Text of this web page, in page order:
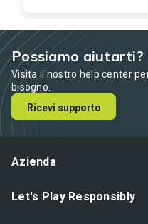
Possiamo aiutarti?
Visita il nostro help center
bisogno.
Ricevi supporto
Azienda
Let's Play Responsibly